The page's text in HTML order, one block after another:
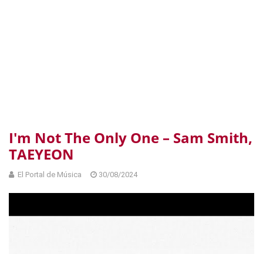
I'm Not The Only One – Sam Smith,
TAEYEON
El Portal de Música 30/08/2024